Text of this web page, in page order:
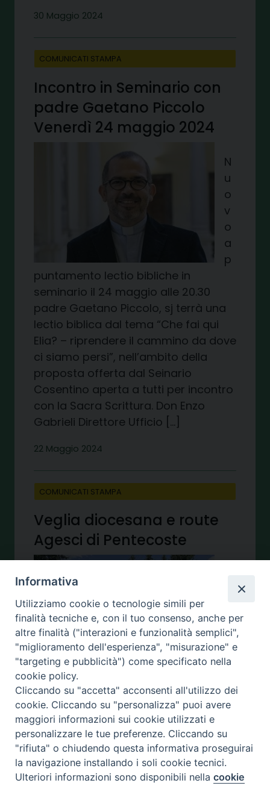
30 Maggio 2024
COMUNICATI STAMPA
Incontro in Seminario con
padre Gaetano Piccolo
Venerdì 24 maggio 2024
N
u
o
v
o
a
p
puntamento lectio bibliche in
seminario il 24 maggio alle 20.30
padre Gaetano Piccolo, sj terrà una
lectio biblica dal tema “Che fai qui
Elia? – riprendere il cammino da dove
ci siamo persi”, nell’ambito della
proposta offerta dal Seinario
Cosentino aperta a tutti per incontro
con la Sacra Scrittura. Don Enzo
Gabrieli Direttore Ufficio […]
22 Maggio 2024
COMUNICATI STAMPA
Veglia diocesana e route
Agesci di Pentecoste
at
o
18
a
ggio si terrà la Veglia diocesana di
Pentecoste nella Chiesa di San Carlo
Borromeo in Rende alle ore 21.00
presieduta da S. E. Rev.ma monsignor
Giovanni Checchinato.
Preferenze Cookie
Informativa
Utilizziamo cookie o tecnologie simili per
finalità tecniche e, con il tuo consenso, anche per
altre finalità ("interazioni e funzionalità semplici",
"miglioramento dell'esperienza", "misurazione" e
"targeting e pubblicità") come specificato nella
cookie policy.
Cliccando su "accetta" acconsenti all'utilizzo dei
cookie. Cliccando su "personalizza" puoi avere
maggiori informazioni sui cookie utilizzati e
personalizzare le tue preferenze. Cliccando su
"rifiuta" o chiudendo questa informativa proseguirai
la navigazione installando i soli cookie tecnici.
Ulteriori informazioni sono disponibili nellacookie